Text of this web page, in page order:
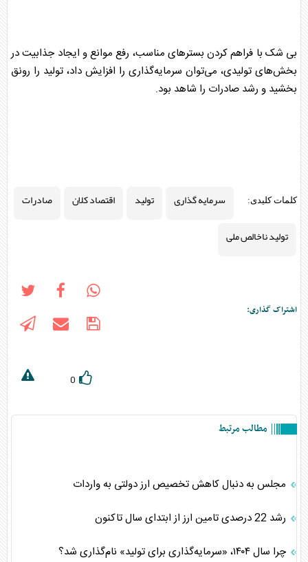
بی شک با فراهم کردن بستر‌های مناسب، رفع موانع و ایجاد جذابیت در
بخش‌های تولیدی، می‌توان سرمایه‌گذاری را افزایش داد، تولید را رونق
بخشید و رشد صادرات را شاهد بود.
کلمات کلیدی: سرمایه گذاری تولید اقتصاد کلان
صادرات
تولید ناخالص ملی
اشتراک گذاری:
0
مطالب مرتبط
مجلس به دنبال کاهش تخصیص ارز دولتی به واردات
رشد 22 درصدی تامین ارز از ابتدای سال تاکنون
چرا سال ۱۴۰۴، «سرمایه‌گذاری برای تولید» نام‌گذاری شد؟